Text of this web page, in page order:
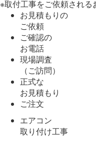
※取付工事をご依頼される
お見積もりの
ご依頼
ご確認の
お電話
現場調査
（ご訪問）
正式な
お見積もり
ご注文
エアコン
取り付け工事